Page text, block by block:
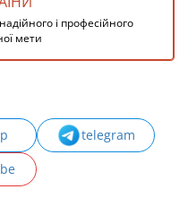
і професійного
мети
telegram